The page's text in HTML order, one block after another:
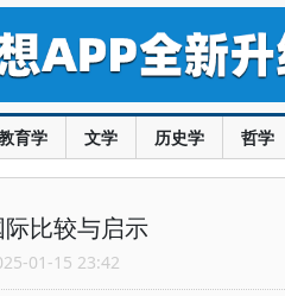
育学 文学 历史学 哲学
比较与启示
01-15 23:42